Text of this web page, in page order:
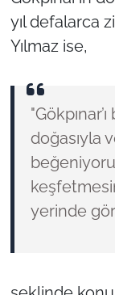
yıl defalarca
Yılmaz ise,
doğasıyla
yerinde